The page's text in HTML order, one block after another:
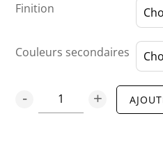
Finition
Couleurs secondaires
quantité
de